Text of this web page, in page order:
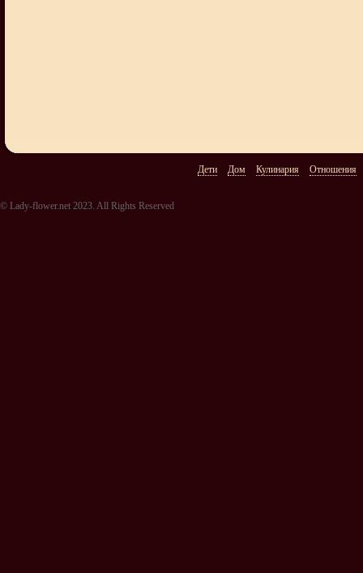
Дети Дом Кулинария Отношения
© Lady-flower.net 2023. All Rights Reserved